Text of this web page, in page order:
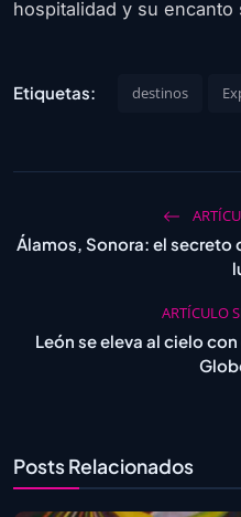
hospitalidad y su encanto
Etiquetas: destinos
Álamos, Sonora: el
ARTÍCULO
León se eleva al cielo
Posts Relacionados